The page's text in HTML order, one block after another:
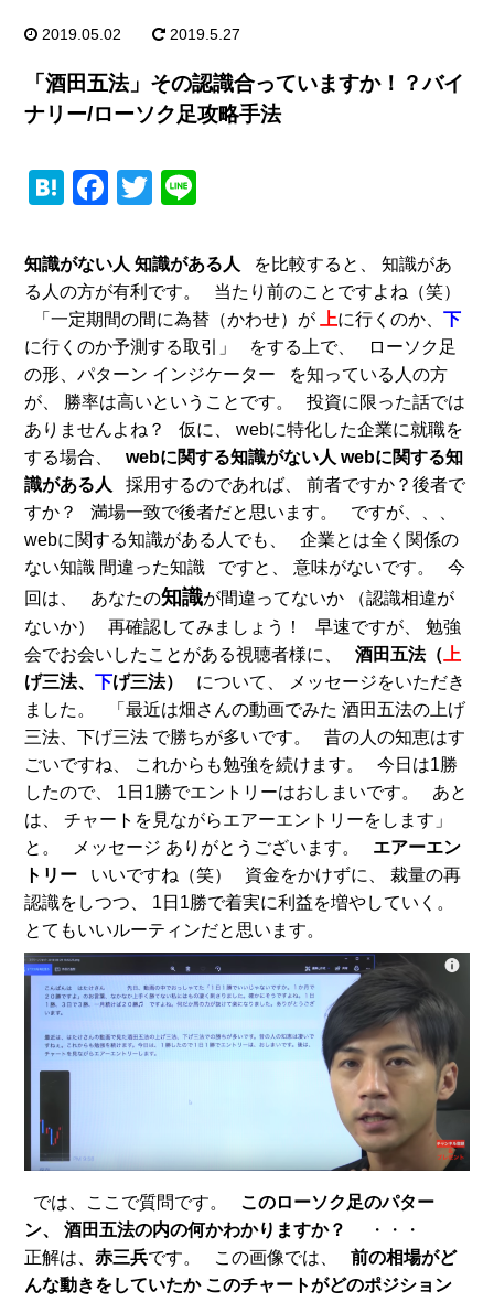
2019.05.02 2019.5.27
「酒田五法」その認識合っていますか！？バイ
ナリー/ローソク足攻略手法
H
e
n
a
F
c
e
b
o
o
k
T
tt
er
e
知識がない人 知識がある人
を比較すると、 知識があ
る人の方が有利です。 当たり前のことですよね（笑）
「一定期間の間に為替（かわせ）が
上に行くのか、下
に行くのか予測する取引」 をする上で、 ローソク足
の形、パターン インジケーター を知っている人の方
が、 勝率は高いということです。 投資に限った話では
ありませんよね？ 仮に、 webに特化した企業に就職を
する場合、webに関する知識がない人 webに関する知
識がある人
採用するのであれば、 前者ですか？後者で
すか？ 満場一致で後者だと思います。 ですが、、、
webに関する知識がある人でも、 企業とは全く関係の
ない知識 間違った知識 ですと、 意味がないです。 今
回は、 あなたの知識が間違ってないか （認識相違が
ないか） 再確認してみましょう！ 早速ですが、 勉強
会でお会いしたことがある視聴者様に、酒田五法（ 上
げ三法、下げ三法）
について、 メッセージをいただき
ました。 「最近は畑さんの動画でみた 酒田五法の上げ
三法、下げ三法 で勝ちが多いです。 昔の人の知恵はす
ごいですね、 これからも勉強を続けます。 今日は1勝
したので、 1日1勝でエントリーはおしまいです。 あと
は、 チャートを見ながらエアーエントリーをします」
と。 メッセージ ありがとうございます。 エアーエン
トリー いいですね（笑） 資金をかけずに、 裁量の再
認識をしつつ、 1日1勝で着実に利益を増やしていく。
とてもいいルーティンだと思います。
では、ここで質問です。 このローソク足のパター
ン、
酒田五法の内の何かわかりますか？
・・・
正解は、赤三兵です。 この画像では、前の相場がど
んな動きをしていたか このチャートがどのポジション